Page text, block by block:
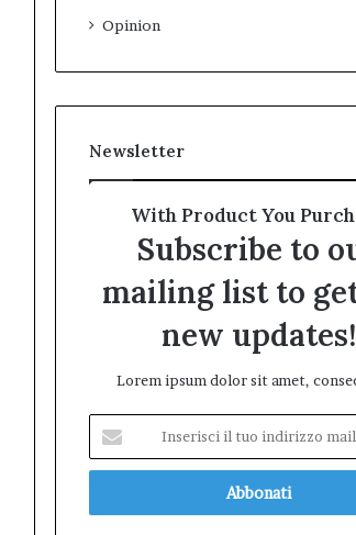
Opinion
Newsletter
With Product You
Subscribe to
mailing list to
new updates!
Lorem ipsum dolor sit amet,
tuo
mail